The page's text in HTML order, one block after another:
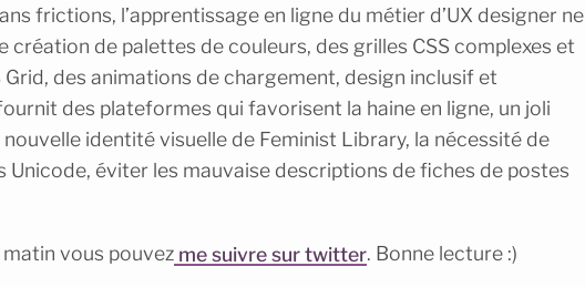
frictions, l’apprentissage en ligne du métier d’UX designer ne
création de palettes de couleurs, des grilles CSS complexes et
Grid, des animations de chargement, design inclusif et
des plateformes qui favorisent la haine en ligne, un joli
identité visuelle de Feminist Library, la nécessité de
Unicode, éviter les mauvaise descriptions de fiches de postes
vous pouvez me suivre sur twitter. Bonne lecture :)